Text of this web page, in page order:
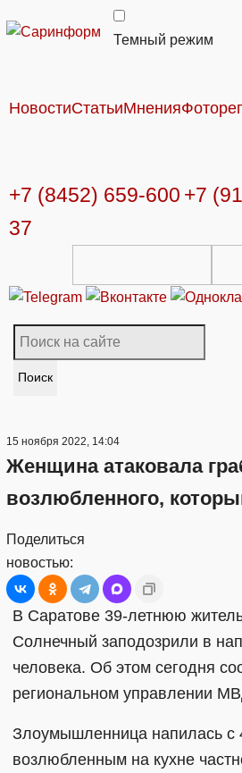
Темный режим
НовостиСтатьиМнения
+7 (8452) 659-600 +7
37
Поиск
15 ноября 2022, 14:04
Женщина атаковала
возлюбленного,
Поделиться
новостью:
В Саратове 39-летнюю
Солнечный заподозрили в
человека. Об этом сегодня
региональном управлении
Злоумышленница напилась с
возлюбленным на кухне